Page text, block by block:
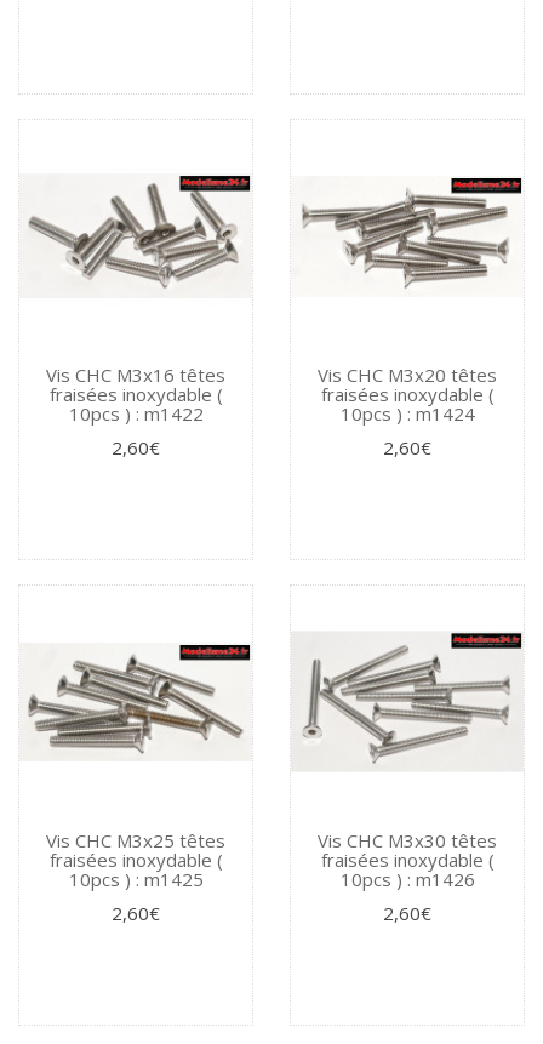
Vis CHC M3x16 têtes
fraisées inoxydable (
10pcs ) : m1422
2,60€
Vis CHC M3x20 têtes
fraisées inoxydable (
10pcs ) : m1424
2,60€
Vis CHC M3x25 têtes
fraisées inoxydable (
10pcs ) : m1425
2,60€
Vis CHC M3x30 têtes
fraisées inoxydable (
10pcs ) : m1426
2,60€